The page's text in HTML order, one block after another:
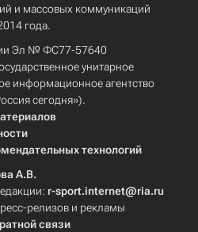
и массовых коммуникаций
года.
Эл № ФС77-57640
унитарное
информационное агентство
сегодня»).
технологий
А.В.
r-sport.internet@ria.ru
релизов и рекламы
связи